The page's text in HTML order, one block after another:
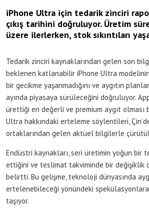
iPhone Ultra için tedarik zinciri
çıkış tarihini doğruluyor. Üretim
üzere ilerlerken, stok sıkıntıları
Tedarik zinciri kaynaklarından gelen son
beklenen katlanabilir iPhone Ultra
bir gecikme yaşanmadığını ve aygıtın
ayında piyasaya sürüleceğini doğruluyor.
ürettiği en değerli ve premium aygıt olması
Ultra hakkındaki erteleme söylentileri,
ortaklarından gelen aktüel bilgilerle
Endüstri kaynakları, seri üretimin yoğun bir
ettiğini ve teslimat takviminde bir değişiklik
belirtti. Bu gelişme, teknoloji dünyasında
ertelenebileceği yönündeki
taşıyor.